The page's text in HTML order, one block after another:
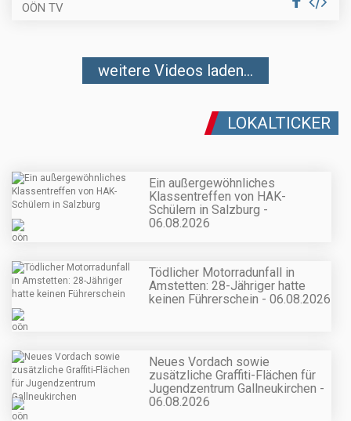
OÖN TV
weitere Videos laden...
LOKALTICKER
Ein außergewöhnliches
Klassentreffen von HAK-
Schülern in Salzburg -
06.08.2026
Tödlicher Motorradunfall in
Amstetten: 28-Jähriger hatte
keinen Führerschein - 06.08.2026
Neues Vordach sowie
zusätzliche Graffiti-Flächen für
Jugendzentrum Gallneukirchen -
06.08.2026